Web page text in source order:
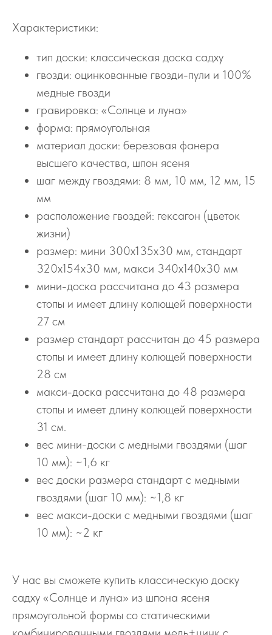
Характеристики:
тип доски: классическая доска садху
гвозди: оцинкованные гвозди-пули и 100%
медные гвозди
гравировка: «Солнце и луна»
форма: прямоугольная
материал доски: березовая фанера
высшего качества, шпон ясеня
шаг между гвоздями: 8 мм, 10 мм, 12 мм, 15
мм
расположение гвоздей: гексагон (цветок
жизни)
размер: мини 300х135х30 мм, стандарт
320х154х30 мм, макси 340х140х30 мм
мини-доска рассчитана до 43 размера
стопы и имеет длину колющей поверхности
27 см
размер стандарт рассчитан до 45 размера
стопы и имеет длину колющей поверхности
28 см
макси-доска рассчитана до 48 размера
стопы и имеет длину колющей поверхности
31 см.
вес мини-доски с медными гвоздями (шаг
10 мм): ~1,6 кг
вес доски размера стандарт с медными
гвоздями (шаг 10 мм): ~1,8 кг
вес макси-доски с медными гвоздями (шаг
10 мм): ~2 кг
У нас вы сможете купить классическую доску
садху «Солнце и луна» из шпона ясеня
прямоугольной формы со статическими